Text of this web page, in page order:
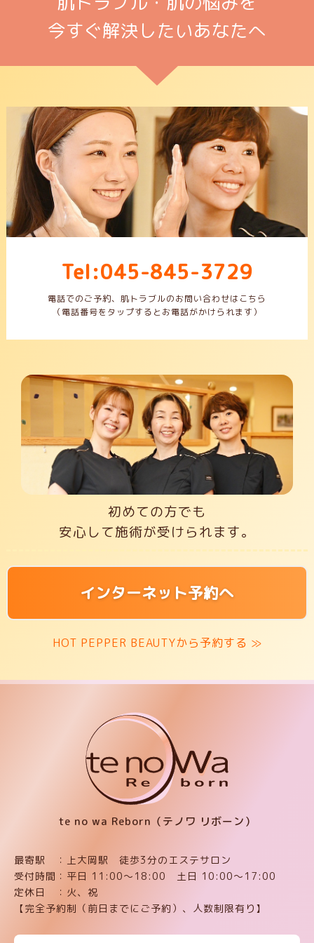
今すぐ解決したいあなたへ
Tel:045-845-3729
電話でのご予約、肌トラブルのお問い合わせはこちら
（電話番号をタップするとお電話がかけられます）
初めての方でも
安心して施術が受けられます。
インターネット予約へ
HOT PEPPER BEAUTYから予約する ≫
te no wa Reborn（テノワ リボーン）
最寄駅 ：上大岡駅 徒歩3分のエステサロン
受付時間：平日 11:00〜18:00 土日 10:00〜17:00
定休日 ：火、祝
【完全予約制（前日までにご予約）、人数制限有り】